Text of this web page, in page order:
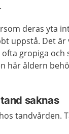
deras yta
uppstå. Det
gropiga och
här åldern
saknas
tandvården.